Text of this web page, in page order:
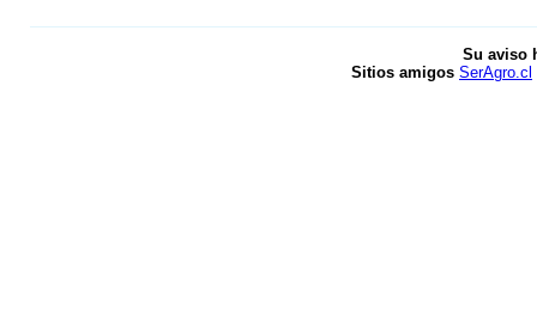
Su aviso
Sitios amigos SerAgro.cl